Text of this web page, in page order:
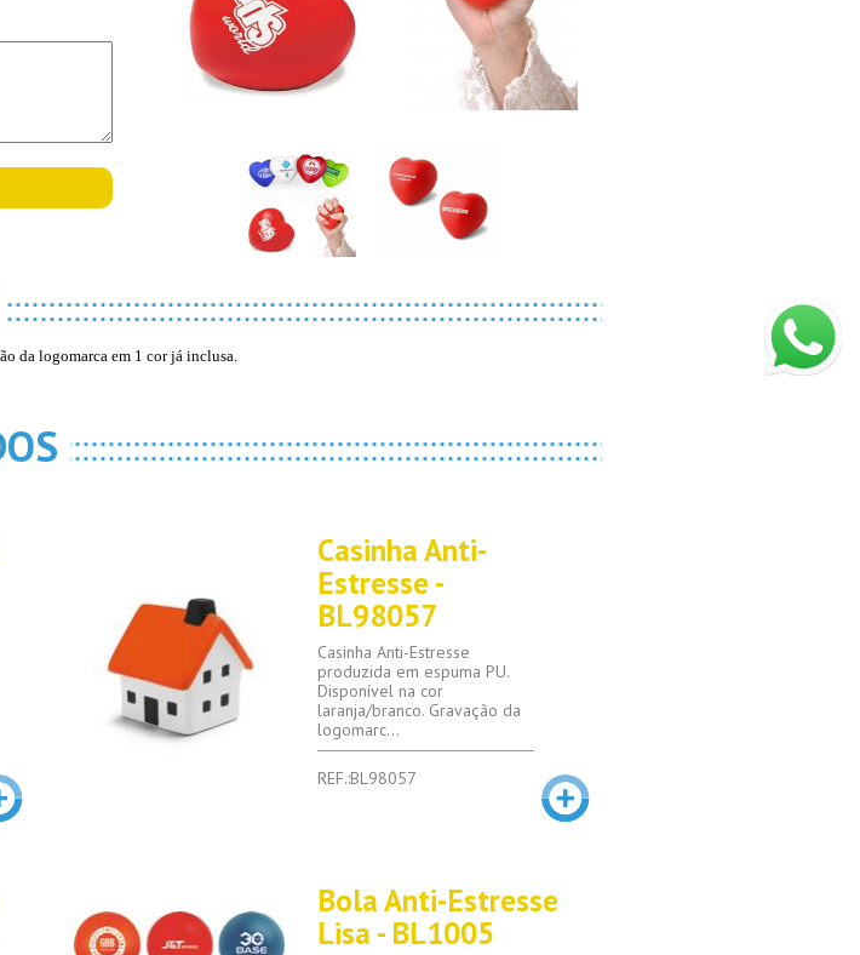
da logomarca em 1 cor já inclusa.
Casinha Anti-
Estresse -
BL98057
Casinha Anti-Estresse
produzida em espuma PU.
Disponível na cor
laranja/branco. Gravação da
logomarc...
REF.:BL98057
Bola Anti-Estresse
Lisa - BL1005